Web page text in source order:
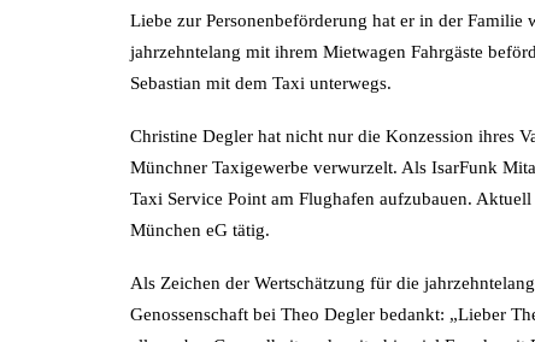
Liebe zur Personenbeförderung hat er in der Familie
jahrzehntelang mit ihrem Mietwagen Fahrgäste
Sebastian mit dem Taxi unterwegs.
Christine Degler hat nicht nur die Konzession ihres
Münchner Taxigewerbe verwurzelt. Als IsarFunk
Taxi Service Point am Flughafen aufzubauen.
München eG tätig.
Als Zeichen der Wertschätzung für die
Genossenschaft bei Theo Degler bedankt: „Lieber